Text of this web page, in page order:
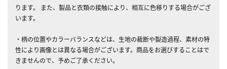
ります。 また、製品と衣類の接触により、相互に色移りする場合がござ
います。
・柄の位置やカラーバランスなどは、生地の裁断や製造過程、素材の特
性により画像とは異なる場合がございます。商品をお選びすることはで
きませんので、予めご了承ください。